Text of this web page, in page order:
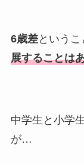
6歳差というこ
展することは
中学生と小学
が…